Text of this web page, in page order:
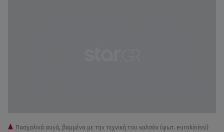
Πασχαλινά αυγά, βαμμένα με την τεχνική του καλσόν (φωτ. eurokinissi)